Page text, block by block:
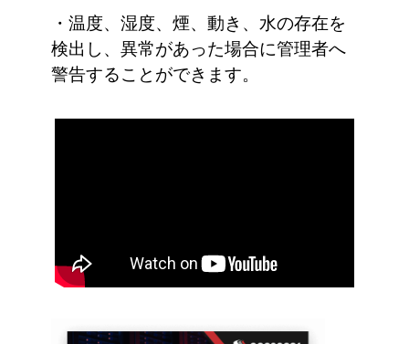
・温度、湿度、煙、動き、水の存在を
検出し、異常があった場合に管理者へ
警告することができます。